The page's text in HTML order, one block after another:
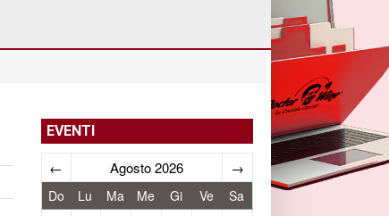
EVENTI
← Agosto 2026 →
Do Lu Ma Me Gi Ve
Sa